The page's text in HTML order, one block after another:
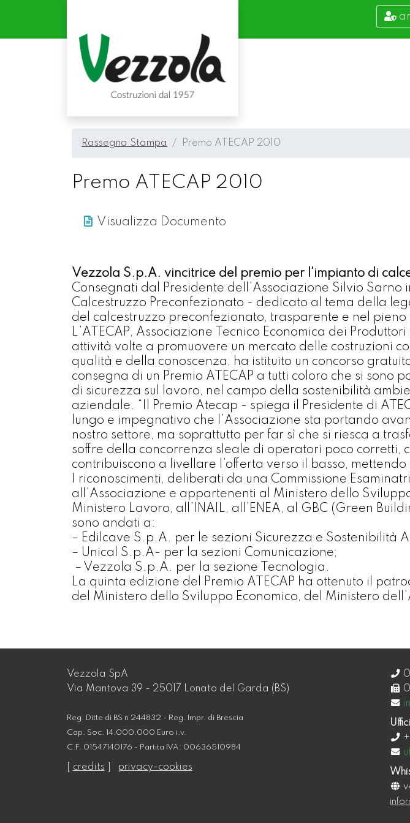
Rassegna Stampa Premo ATECAP 2010
Premo ATECAP 2010
Visualizza Documento
Vezzola S.p.A. vincitrice del premio per l'impianto di
Consegnati dal Presidente dell’Associazione Silvio
Calcestruzzo Preconfezionato - dedicato al tema della
del calcestruzzo preconfezionato, trasparente e nel
L’ATECAP, Associazione Tecnico Economica dei
attività volte a promuovere un mercato delle costruzioni
qualità e della conoscenza, ha istituito un concorso
consegna di un Premio ATECAP a tutti coloro che si sono
di sicurezza sul lavoro, nel campo della sostenibilità
aziendale. “Il Premio Atecap - spiega il Presidente di
lungo e impegnativo che l’Associazione sta portando
nostro settore, ma soprattutto per far sì che si riesca a
soffre della concorrenza sleale di operatori poco corretti,
contribuiscono a livellare l’offerta verso il basso,
I riconoscimenti, deliberati da una Commissione
all’Associazione e appartenenti al Ministero dello
Ministero Lavoro, all’INAIL, all’ENEA, al GBC (Green
sono andati a:
– Edilcave S.p.A. per le sezioni Sicurezza e Sostenibilità
– Unical S.p.A- per la sezioni Comunicazione;
– Vezzola S.p.A. per la sezione Tecnologia.
La quinta edizione del Premio ATECAP ha ottenuto il
del Ministero dello Sviluppo Economico, del Ministero
Vezzola SpA
Via Mantova 39 - 25017 Lonato del Garda (BS)
Reg. Ditte di BS n 244832 - Reg. Impr. di Brescia
Cap. Soc. 14.000.000 Euro i.v.
C.F. 01547140176 - Partita IVA: 00636510984
credits privacy-cookies